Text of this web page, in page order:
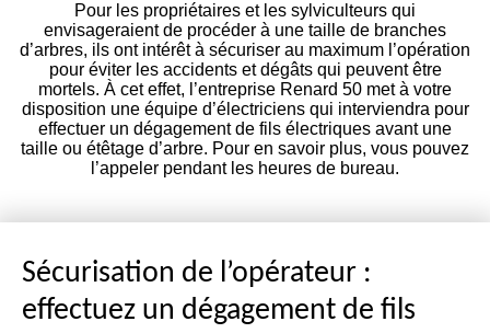
Pour les propriétaires et les sylviculteurs qui
envisageraient de procéder à une taille de branches
d’arbres, ils ont intérêt à sécuriser au maximum l’opération
pour éviter les accidents et dégâts qui peuvent être
mortels. À cet effet, l’entreprise Renard 50 met à votre
disposition une équipe d’électriciens qui interviendra pour
effectuer un dégagement de fils électriques avant une
taille ou étêtage d’arbre. Pour en savoir plus, vous pouvez
l’appeler pendant les heures de bureau.
Sécurisation de l’opérateur :
effectuez un dégagement de fils